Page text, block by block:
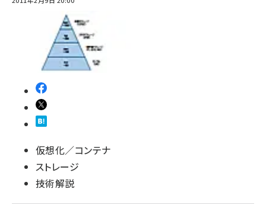
仮想化／コンテナ
ストレージ
技術解説